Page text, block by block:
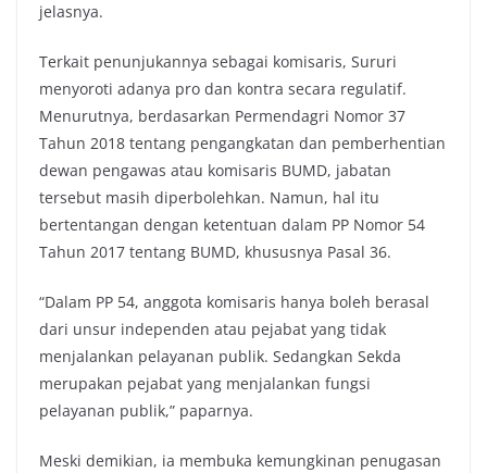
jelasnya.
Terkait penunjukannya sebagai komisaris, Sururi
menyoroti adanya pro dan kontra secara regulatif.
Menurutnya, berdasarkan Permendagri Nomor 37
Tahun 2018 tentang pengangkatan dan pemberhentian
dewan pengawas atau komisaris BUMD, jabatan
tersebut masih diperbolehkan. Namun, hal itu
bertentangan dengan ketentuan dalam PP Nomor 54
Tahun 2017 tentang BUMD, khususnya Pasal 36.
“Dalam PP 54, anggota komisaris hanya boleh berasal
dari unsur independen atau pejabat yang tidak
menjalankan pelayanan publik. Sedangkan Sekda
merupakan pejabat yang menjalankan fungsi
pelayanan publik,” paparnya.
Meski demikian, ia membuka kemungkinan penugasan